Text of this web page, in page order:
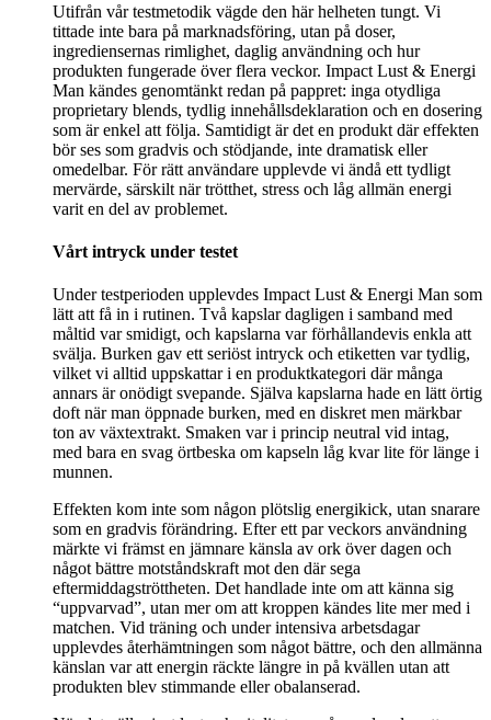
Utifrån vår testmetodik vägde den här helheten tungt. Vi
tittade inte bara på marknadsföring, utan på doser,
ingrediensernas rimlighet, daglig användning och hur
produkten fungerade över flera veckor. Impact Lust & Energi
Man kändes genomtänkt redan på pappret: inga otydliga
proprietary blends, tydlig innehållsdeklaration och en dosering
som är enkel att följa. Samtidigt är det en produkt där effekten
bör ses som gradvis och stödjande, inte dramatisk eller
omedelbar. För rätt användare upplevde vi ändå ett tydligt
mervärde, särskilt när trötthet, stress och låg allmän energi
varit en del av problemet.
Vårt intryck under testet
Under testperioden upplevdes Impact Lust & Energi Man som
lätt att få in i rutinen. Två kapslar dagligen i samband med
måltid var smidigt, och kapslarna var förhållandevis enkla att
svälja. Burken gav ett seriöst intryck och etiketten var tydlig,
vilket vi alltid uppskattar i en produktkategori där många
annars är onödigt svepande. Själva kapslarna hade en lätt örtig
doft när man öppnade burken, med en diskret men märkbar
ton av växtextrakt. Smaken var i princip neutral vid intag,
med bara en svag örtbeska om kapseln låg kvar lite för länge i
munnen.
Effekten kom inte som någon plötslig energikick, utan snarare
som en gradvis förändring. Efter ett par veckors användning
märkte vi främst en jämnare känsla av ork över dagen och
något bättre motståndskraft mot den där sega
eftermiddagströttheten. Det handlade inte om att känna sig
“uppvarvad”, utan mer om att kroppen kändes lite mer med i
matchen. Vid träning och under intensiva arbetsdagar
upplevdes återhämtningen som något bättre, och den allmänna
känslan var att energin räckte längre in på kvällen utan att
produkten blev stimmande eller obalanserad.